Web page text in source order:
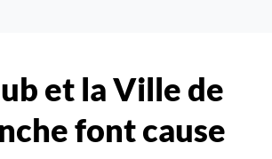
et la Ville de
font cause